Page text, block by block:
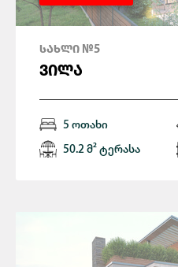
ᲡᲐᲮᲚᲘ №5
ᲕᲘᲚᲐ
5 ოთახი
50.2 მ² ტერასა